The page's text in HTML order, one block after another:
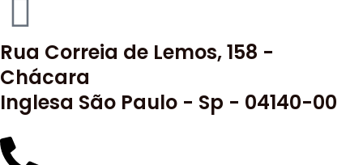
Rua Correia de Lemos, 158 -
Chácara
Inglesa São Paulo - Sp - 04140-00